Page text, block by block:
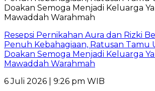
Resepsi Pernikahan Aura dan Rizki
Penuh Kebahagiaan, Ratusan Tamu
Doakan Semoga Menjadi Keluarga
Mawaddah Warahmah
6 Juli 2026 | 9:26 pm WIB